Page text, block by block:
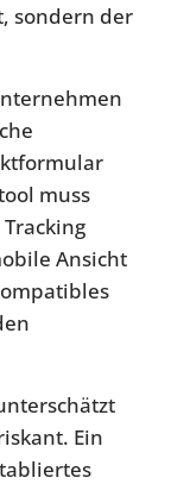
sondern der
muss
Ansicht
Ein